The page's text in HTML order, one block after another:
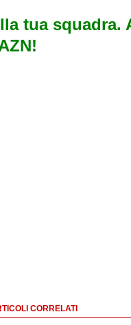
tua squadra.
CORRELATI